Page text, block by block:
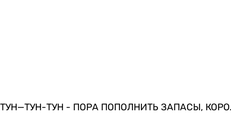
ТУН—ТУН-ТУН - ПОРА ПОПОЛНИТЬ ЗАПАСЫ,